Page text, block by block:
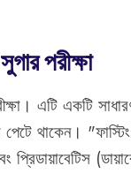
পরীক্ষা
এটি একটি
পেটে থাকেন।
প্রিডায়াবেটিস